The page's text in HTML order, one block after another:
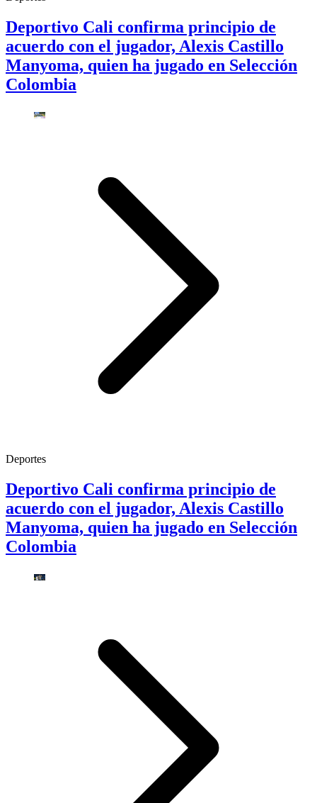
Deportivo Cali confirma principio de
acuerdo con el jugador, Alexis Castillo
Manyoma, quien ha jugado en Selección
Colombia
Deportes
Deportivo Cali confirma principio de
acuerdo con el jugador, Alexis Castillo
Manyoma, quien ha jugado en Selección
Colombia